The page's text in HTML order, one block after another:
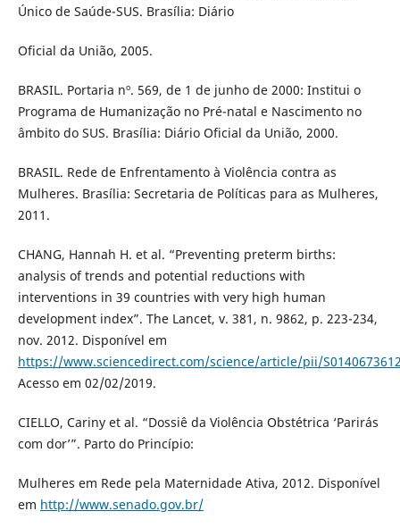
Único de Saúde-SUS. Brasília: Diário
Oficial da União, 2005.
BRASIL. Portaria nº. 569, de 1 de junho de 2000: Institui o
Programa de Humanização no Pré-natal e Nascimento no
âmbito do SUS. Brasília: Diário Oficial da União, 2000.
BRASIL. Rede de Enfrentamento à Violência contra as
Mulheres. Brasília: Secretaria de Políticas para as Mulheres,
2011.
CHANG, Hannah H. et al. “Preventing preterm births:
analysis of trends and potential reductions with
interventions in 39 countries with very high human
development index”. The Lancet, v. 381, n. 9862, p. 223-234,
nov. 2012. Disponível em
https://www.sciencedirect.com/science/article/pii/
Acesso em 02/02/2019.
CIELLO, Cariny et al. “Dossiê da Violência Obstétrica ‘Parirás
com dor’”. Parto do Princípio:
Mulheres em Rede pela Maternidade Ativa, 2012. Disponível
em http://www.senado.gov.br/